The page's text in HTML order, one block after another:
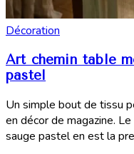
Décoration
Art chemin table
pastel
Un simple bout de tissu
en décor de magazine.
sauge pastel en est la